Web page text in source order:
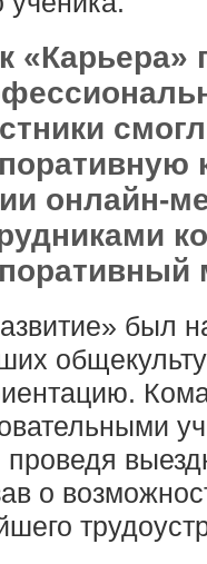
«Карьера»
онлайн-
был
проведя
о